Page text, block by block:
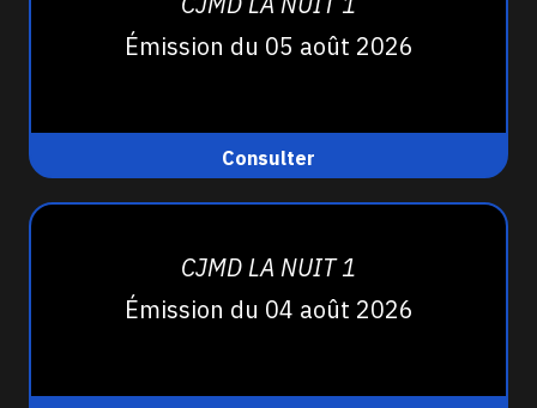
Émission du 05 août 2026
Consulter
CJMD LA NUIT 1
Émission du 04 août 2026